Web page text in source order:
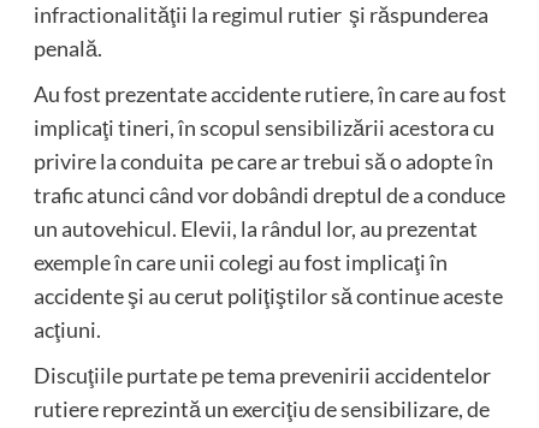
infractionalităţii la regimul rutier şi răspunderea
penală.
Au fost prezentate accidente rutiere, în care au fost
implicaţi tineri, în scopul sensibilizării acestora cu
privire la conduita pe care ar trebui să o adopte în
trafic atunci când vor dobândi dreptul de a conduce
un autovehicul. Elevii, la rândul lor, au prezentat
exemple în care unii colegi au fost implicaţi în
accidente şi au cerut poliţiştilor să continue aceste
acţiuni.
Discuţiile purtate pe tema prevenirii accidentelor
rutiere reprezintă un exerciţiu de sensibilizare, de